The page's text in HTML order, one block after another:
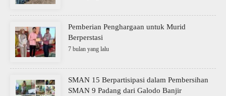
Pemberian Penghargaan untuk Murid
Berperstasi
7 bulan yang lalu
SMAN 15 Berpartisipasi dalam Pembersihan
SMAN 9 Padang dari Galodo Banjir